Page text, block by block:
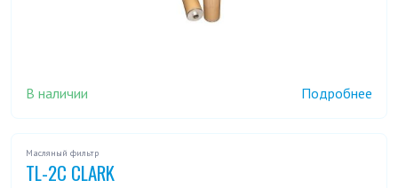
В наличии Подробнее
Масляный фильтр
TL-2C CLARK